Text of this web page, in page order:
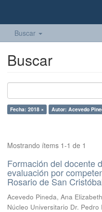
Buscar
Buscar
Fecha: 2018 × Autor: Acevedo
Mostrando ítems 1-1 de 1
Formación del docente
evaluación por
Rosario de San
Acevedo Pineda, Ana Elizabeth
Núcleo Universitario Dr.